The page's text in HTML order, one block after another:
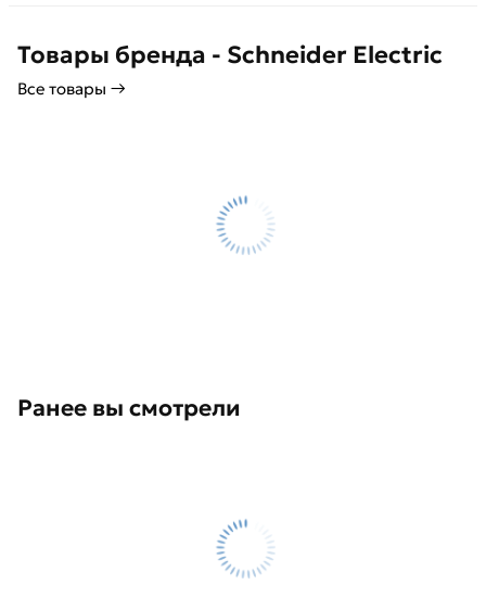
Товары бренда - Schneider Electric
Все товары →
Ранее вы смотрели